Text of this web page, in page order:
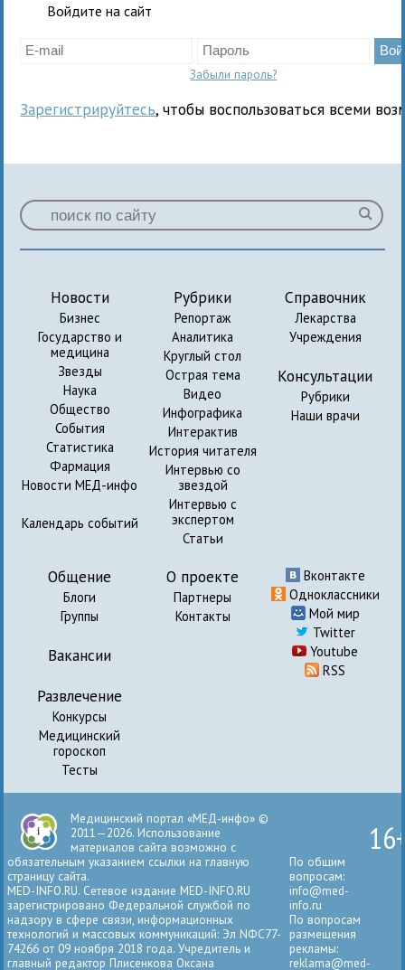
Войдите на сайт
Забыли пароль?
Зарегистрируйтесь, чтобы воспользоваться всеми
Новости
Бизнес
Государство и
медицина
Звезды
Наука
Общество
События
Статистика
Фармация
Новости МЕД-инфо
Календарь событий
Рубрики
Репортаж
Аналитика
Круглый стол
Острая тема
Видео
Инфографика
Интерактив
История читателя
Интервью со
звездой
Интервью с
экспертом
Статьи
Справочник
Лекарства
Учреждения
Консультации
Рубрики
Наши врачи
Общение
Блоги
Группы
Вакансии
Развлечение
Конкурсы
Медицинский
гороскоп
Тесты
О проекте
Партнеры
Контакты
Вконтакте
Одноклассники
Мой мир
Twitter
Youtube
RSS
Медицинский портал «МЕД-инфо» ©
2011—2026. Использование
материалов сайта возможно с
обязательным указанием ссылки на главную
страницу сайта.
MED-INFO.RU. Сетевое издание MED-INFO.RU
зарегистрировано Федеральной службой по
надзору в сфере связи, информационных
технологий и массовых коммуникаций: Эл NФС77-
74266 от 09 ноября 2018 года. Учредитель и
главный редактор Плисенкова Оксана
По общим
вопросам:
info@med-
info.ru
По вопросам
размещения
рекламы:
reklama@med-